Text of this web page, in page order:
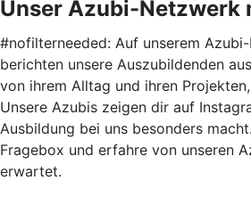
Unser Azubi-Netzwerk
#nofilterneeded: Auf unserem Azubi-
berichten unsere Auszubildenden
von ihrem Alltag und ihren
Unsere Azubis zeigen dir auf
Ausbildung bei uns besonders
Fragebox und erfahre von unseren
erwartet.